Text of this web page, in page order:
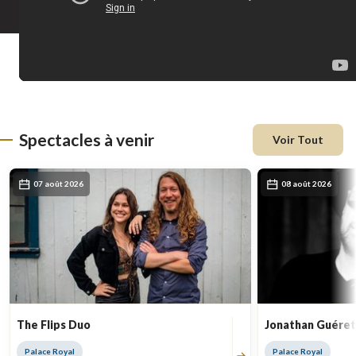
Spectacles à venir Voir Tout
07 août 2026
The Flips Duo
Palace Royal
08 août 2026
Jonathan
Palace Royal